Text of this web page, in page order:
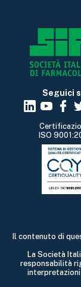
Seguici
ISO
Il contenuto di
La Società
responsabilità
interpretazioni